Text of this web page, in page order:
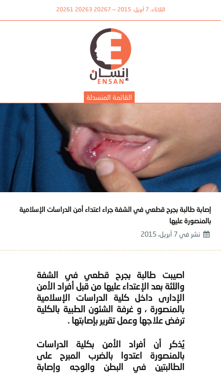
الثلاثاء، 7 أبريل، 2015 — 20267 20263 20261
القائمة المنسدلة
إصابة طالبة بجرح قطعي في الشفة جراء اعتداء أمن الدراسات الإسلامية
بالمنصورة عليها
نشر في 7 أبريل، 2015
اصيبت طالبة بجرح قطعي في الشفة
واللثة بعد الإعتداء عليها من قبل أفراد الأمن
الإدارى داخل كلية الدراسات الإسلامية
بالمنصورة ، و غرفة الشئون الطبية بالكلية
ترفض علاجها وعمل تقرير بإصابتها .
يُذكر أن أفراد الأمن بكلية الدراسات
بالمنصورة اعتدوا بالضرب المبرح على
الطالبتين في البطن والوجه وإصابة